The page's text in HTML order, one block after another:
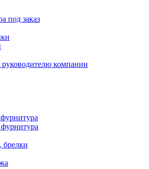
под заказ
руководителю компании
брелки